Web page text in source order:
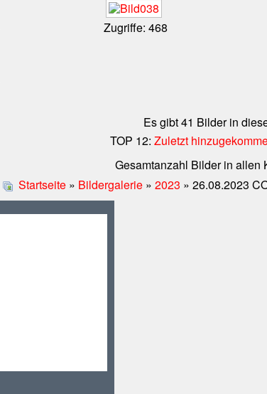
Zugriffe: 468
Es gibt 41 Bilder in
TOP 12: Zuletzt
Gesamtanzahl Bilder in allen
Startseite » Bildergalerie » 2023 » 26.08.2023